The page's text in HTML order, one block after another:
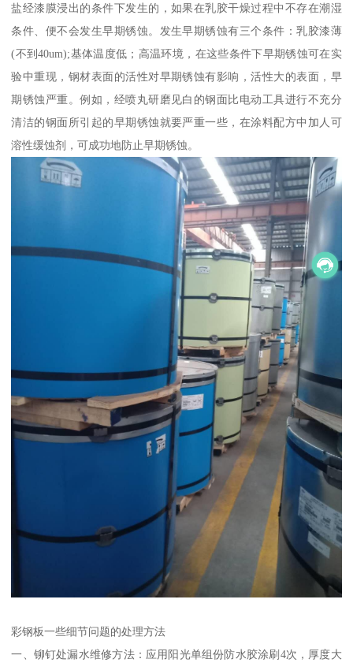
盐经漆膜浸出的条件下发生的，如果在乳胶干燥过程中不存在潮湿
条件、便不会发生早期锈蚀。发生早期锈蚀有三个条件：乳胶漆薄
(不到40um);基体温度低；高温环境，在这些条件下早期锈蚀可在实
验中重现，钢材表面的活性对早期锈蚀有影响，活性大的表面，早
期锈蚀严重。例如，经喷丸研磨见白的钢面比电动工具进行不充分
清洁的钢面所引起的早期锈蚀就要严重一些，在涂料配方中加人可
溶性缓蚀剂，可成功地防止早期锈蚀。
彩钢板一些细节问题的处理方法
一、铆钉处漏水维修方法：应用阳光单组份防水胶涂刷4次，厚度大